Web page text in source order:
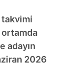
ortamda
adayın
2026